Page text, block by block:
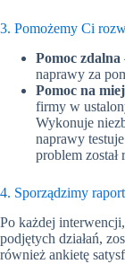
3. Pomożemy Ci
Pomoc zdalna
naprawy za
Pomoc na
firmy w
Wykonuje
naprawy
problem został
4. Sporządzimy
Po każdej
podjętych działań,
również ankietę